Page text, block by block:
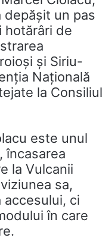
depășit un pas
hotărâri de
și Siriu-
Națională
la Consiliul
este unul
încasarea
la Vulcanii
sa,
ci
în care